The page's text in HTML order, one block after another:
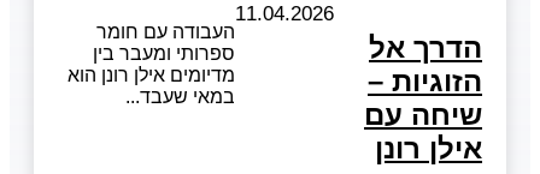
הדרך אל
הזוגיות –
שיחה עם
אילן רונן
11.04.2026
העבודה עם חומר
ספרותי ומעבר בין
מדיומים אילן רונן הוא
במאי שעבד